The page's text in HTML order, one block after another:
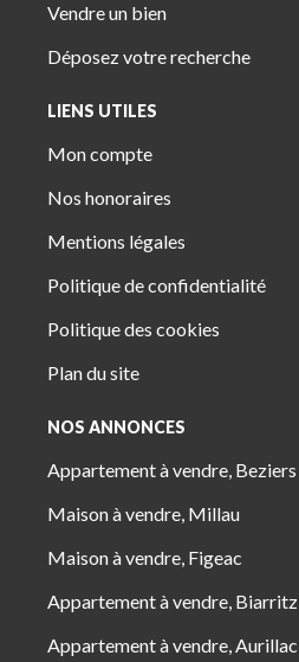
Vendre un bien
Déposez votre recherche
LIENS UTILES
Mon compte
Nos honoraires
Mentions légales
Politique de confidentialité
Politique des cookies
Plan du site
NOS ANNONCES
Appartement à vendre, Beziers
Maison à vendre, Millau
Maison à vendre, Figeac
Appartement à vendre, Biarritz
Appartement à vendre, Aurillac